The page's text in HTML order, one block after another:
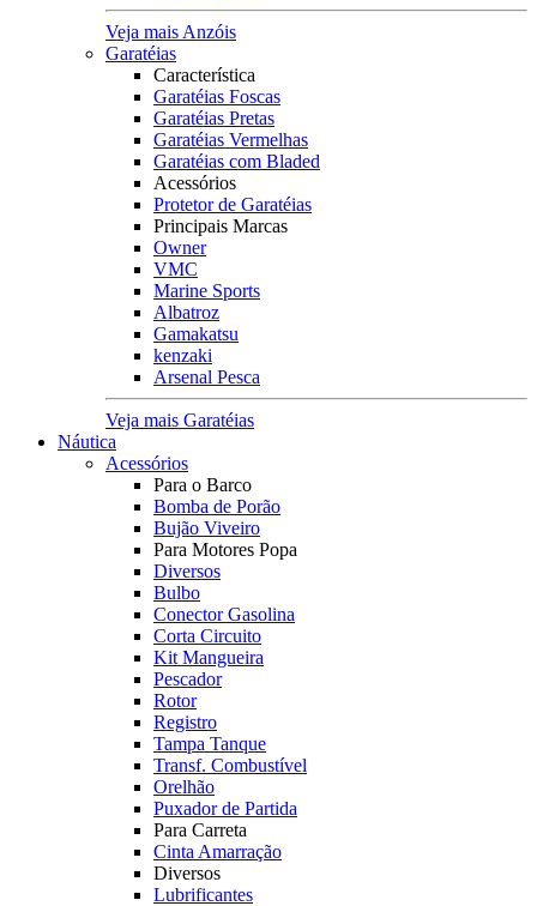
Veja mais Anzóis
Garatéias
Característica
Garatéias Foscas
Garatéias Pretas
Garatéias Vermelhas
Garatéias com Bladed
Acessórios
Protetor de Garatéias
Principais Marcas
Owner
VMC
Marine Sports
Albatroz
Gamakatsu
kenzaki
Arsenal Pesca
Veja mais Garatéias
Náutica
Acessórios
Para o Barco
Bomba de Porão
Bujão Viveiro
Para Motores Popa
Diversos
Bulbo
Conector Gasolina
Corta Circuito
Kit Mangueira
Pescador
Rotor
Registro
Tampa Tanque
Transf. Combustível
Orelhão
Puxador de Partida
Para Carreta
Cinta Amarração
Diversos
Lubrificantes